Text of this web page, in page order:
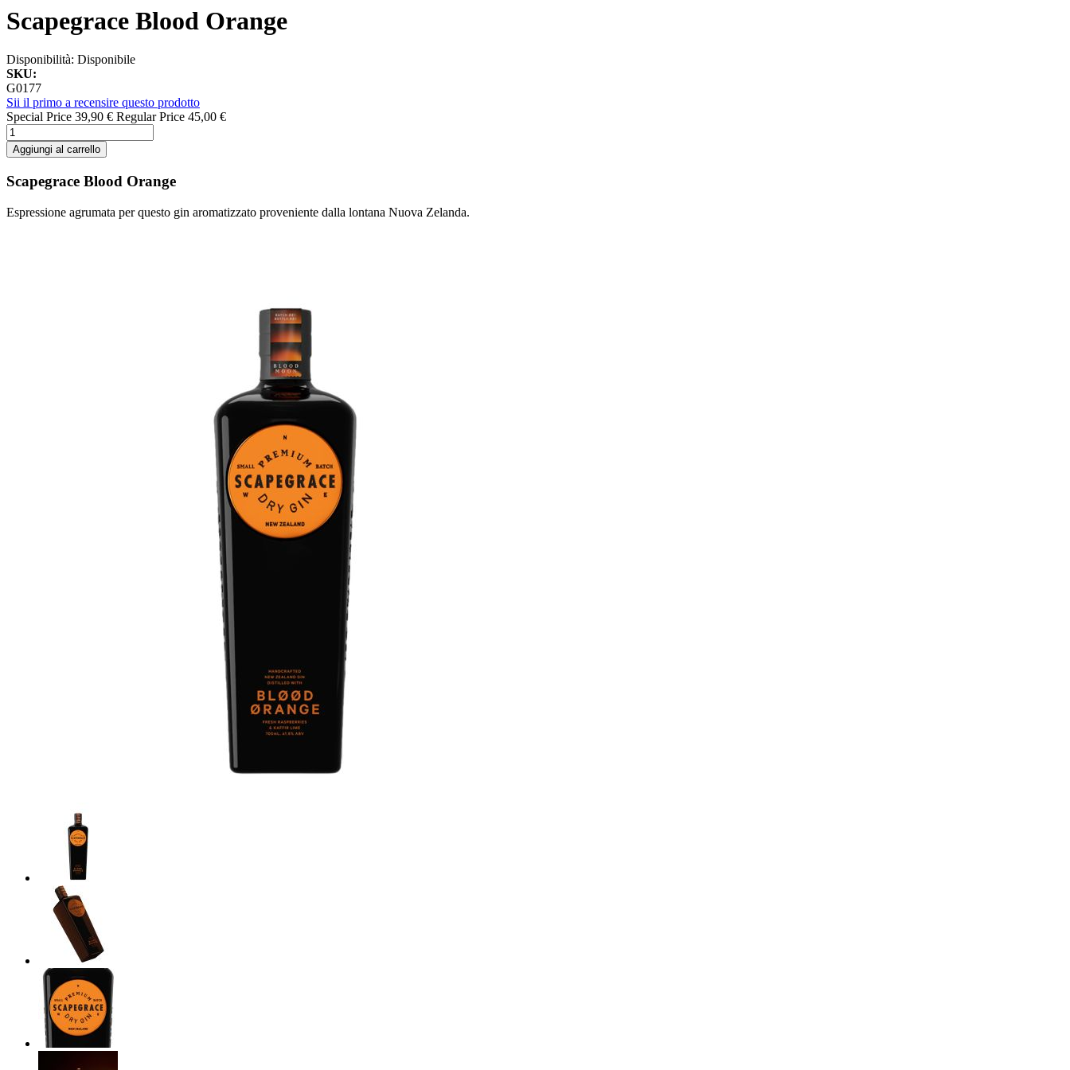
Scapegrace Blood Orange
Disponibilità: Disponibile
SKU:
G0177
Sii il primo a recensire questo prodotto
Special Price 39,90 € Regular Price 45,00 €
Aggiungi al carrello
Scapegrace Blood Orange
Espressione agrumata per questo gin aromatizzato proveniente dalla lontana Nuova Zelanda.